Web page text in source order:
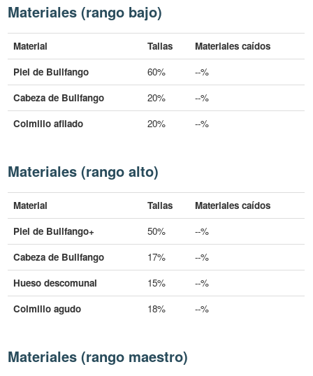
Materiales (rango bajo)
Material Tallas
Materiales caídos
Piel de Bullfango
60%
--%
Cabeza de Bullfango
20%
--%
Colmillo afilado
20% --%
Materiales (rango alto)
Material Tallas
Materiales caídos
Piel de Bullfango+
50%
--%
Cabeza de Bullfango
17%
--%
Hueso descomunal
15%
--%
Colmillo agudo
18% --%
Materiales (rango maestro)